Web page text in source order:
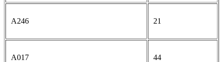
A246 21
A017 44